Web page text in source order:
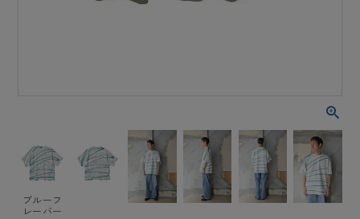
ブルーフ
レーバー